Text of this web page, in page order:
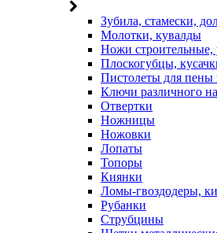
Зубила, стамески,
Молотки, кувалды
Ножи строительные,
Плоскогубцы,
Пистолеты для пены
Ключи различного
Отвертки
Ножницы
Ножовки
Лопаты
Топоры
Киянки
Ломы-гвоздодеры,
Рубанки
Струбцины